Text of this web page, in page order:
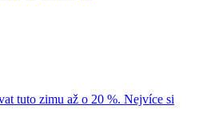
tuto zimu až o 20 %. Nejvíce si